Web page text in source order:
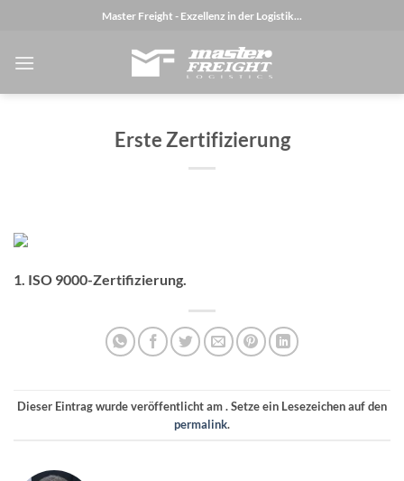
springen
Master Freight - Exzellenz in der Logistik...
Erste Zertifizierung
1. ISO 9000-Zertifizierung.
Dieser Eintrag wurde veröffentlicht am . Setze ein Lesezeichen auf den
permalink.